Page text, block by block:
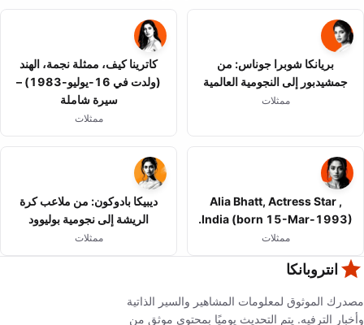
بريانكا شوبرا جوناس: من
جمشيدبور إلى النجومية العالمية
ممثلات
كاترينا كيف، ممثلة نجمة، الهند
(ولدت في 16-يوليو-1983) –
سيرة شاملة
ممثلات
Alia Bhatt, Actress Star ,
India (born 15-Mar-1993).
ممثلات
ديبيكا بادوكون: من ملاعب كرة
الريشة إلى نجومية بوليوود
ممثلات
انتروبانكا
مصدرك الموثوق لمعلومات المشاهير والسير الذاتية
وأخبار الترفيه. يتم التحديث يوميًا بمحتوى موثق من